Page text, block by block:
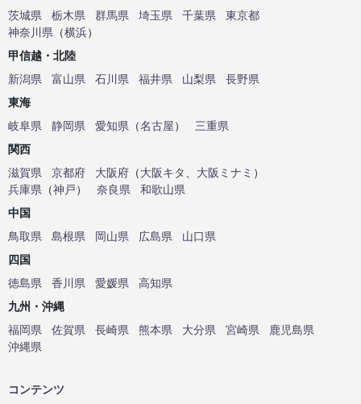
茨城県
栃木県 群馬県 埼玉県 千葉県
東京都
神奈川県 （横浜）
甲信越・北陸
新潟県
富山県 石川県 福井県 山梨県
長野県
東海
岐阜県
静岡県 愛知県 （名古屋）
三重県
関西
滋賀県
京都府 大阪府 （大阪キタ 大阪ミナミ ）
兵庫県 （神戸） 奈良県
和歌山県
中国
鳥取県
島根県 岡山県 広島県
山口県
四国
徳島県
香川県 愛媛県
高知県
九州・沖縄
福岡県
佐賀県 長崎県 熊本県 大分県 宮崎県
鹿児島県
沖縄県
コンテンツ